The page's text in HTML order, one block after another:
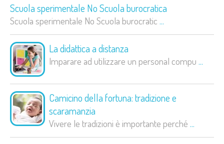
Scuola sperimentale No Scuola burocratica
Scuola sperimentale No Scuola burocratic ...
La didattica a distanza
Imparare ad utilizzare un personal compu ...
Camicino della fortuna: tradizione e
scaramanzia
Vivere le tradizioni è importante perché ...